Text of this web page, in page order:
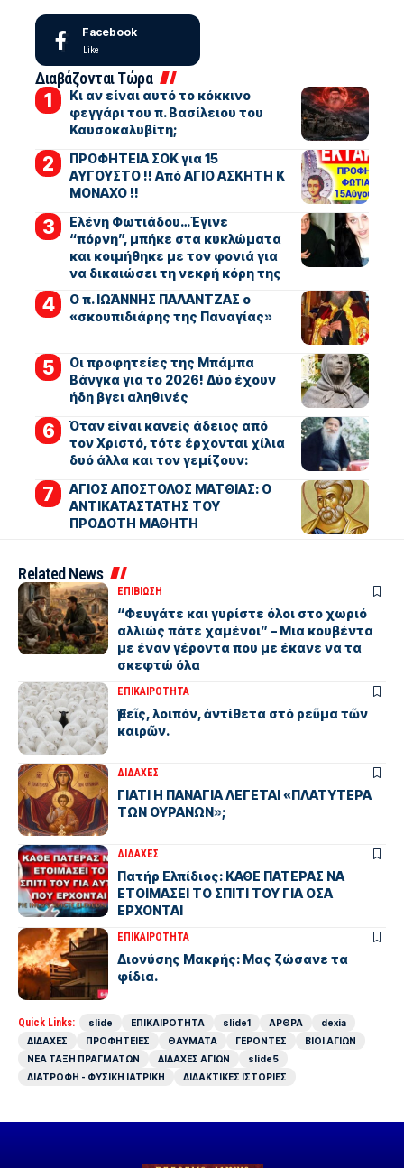
Facebook
Like
Διαβάζονται Τώρα
Κι αν είναι αυτό το κόκκινο
φεγγάρι του π. Βασίλειου του
Καυσοκαλυβίτη;
ΠΡΟΦΗΤΕΙΑ ΣΟΚ για 15
ΑΥΓΟΥΣΤΟ !! Από ΑΓΙΟ ΑΣΚΗΤΗ Κ
ΜΟΝΑΧΟ !!
Ελένη Φωτιάδου…Έγινε
“πόρνη”, μπήκε στα κυκλώματα
και κοιμήθηκε με τον φονιά για
να δικαιώσει τη νεκρή κόρη της
Ο π. ΙΩΆΝΝΗΣ ΠΑΛΑΝΤΖΑΣ ο
«σκουπιδιάρης της Παναγίας»
Οι προφητείες της Μπάμπα
Βάνγκα για το 2026! Δύο έχουν
ήδη βγει αληθινές
Όταν είναι κανείς άδειος από
τον Χριστό, τότε έρχονται χίλια
δυό άλλα και τον γεμίζουν:
ΑΓΙΟΣ ΑΠΟΣΤΟΛΟΣ ΜΑΤΘΙΑΣ: Ο
ΑΝΤΙΚΑΤΑΣΤΑΤΗΣ ΤΟΥ
ΠΡΟΔΟΤΗ ΜΑΘΗΤΗ
Related News
ΕΠΙΒΙΩΣΗ
“Φευγάτε και γυρίστε όλοι στο χωριό
αλλιώς πάτε χαμένοι” – Μια κουβέντα
με έναν γέροντα που με έκανε να τα
σκεφτώ όλα
ΕΠΙΚΑΙΡΟΤΗΤΑ
Ἐμεῖς, λοιπόν, ἀντίθετα στό ρεῦμα τῶν
καιρῶν.
ΔΙΔΑΧΕΣ
ΓΙΑΤΙ Η ΠΑΝΑΓΙΑ ΛΕΓΕΤΑΙ «ΠΛΑΤΥΤΕΡΑ
ΤΩΝ ΟΥΡΑΝΩΝ»;
ΔΙΔΑΧΕΣ
Πατήρ Ελπίδιος: ΚΑΘΕ ΠΑΤΕΡΑΣ ΝΑ
ΕΤΟΙΜΑΣΕΙ ΤΟ ΣΠΙΤΙ ΤΟΥ ΓΙΑ ΟΣΑ
ΕΡΧΟΝΤΑΙ
ΕΠΙΚΑΙΡΟΤΗΤΑ
Διονύσης Μακρής: Μας ζώσανε τα
φίδια.
Quick Links: slide ΕΠΙΚΑΙΡΟΤΗΤΑ slide1 ΑΡΘΡΑ
dexia
ΔΙΔΑΧΕΣ
ΠΡΟΦΗΤΕΙΕΣ ΘΑΥΜΑΤΑ ΓΕΡΟΝΤΕΣ
ΒΙΟΙ ΑΓΙΩΝ
ΝΕΑ ΤΑΞΗ ΠΡΑΓΜΑΤΩΝ
ΔΙΔΑΧΕΣ ΑΓΙΩΝ
slide5
ΔΙΑΤΡΟΦΗ - ΦΥΣΙΚΗ ΙΑΤΡΙΚΗ
ΔΙΔΑΚΤΙΚΕΣ ΙΣΤΟΡΙΕΣ